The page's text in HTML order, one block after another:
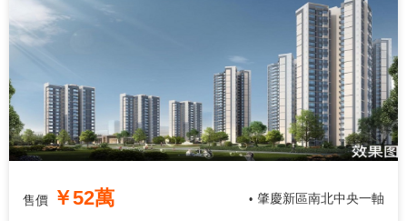
售價 ￥52萬 • 肇慶新區南北中央一軸